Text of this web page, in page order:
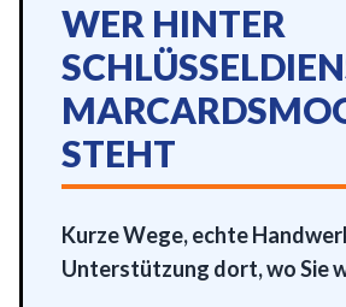
WER HINTER
STEHT
Kurze Wege, echte
Unterstützung dort, wo Sie